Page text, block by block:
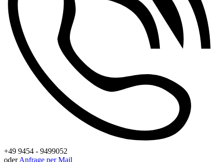
+49 9454 - 9499052
oderAnfrage per Mail